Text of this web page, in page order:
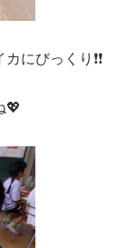
にびっくり❗❗
💖